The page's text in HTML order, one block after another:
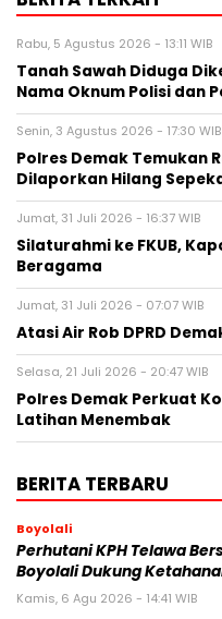
Rabu, 5 Agustus 2026 - 13:11 WIB
Tanah Sawah Diduga
Nama Oknum Polisi dan
Senin, 3 Agustus 2026 - 17:30 WIB
Polres Demak Temukan
Dilaporkan Hilang
Jumat, 31 Juli 2026 - 16:37 WIB
Silaturahmi ke FKUB,
Beragama
Jumat, 31 Juli 2026 - 07:07 WIB
Atasi Air Rob DPRD
Selasa, 21 Juli 2026 - 20:47 WIB
Polres Demak Perkuat
Latihan Menembak
BERITA TERBARU
Boyolali
Perhutani KPH Telawa
Boyolali Dukung
Kamis, 6 Agu 2026 - 14:41 WIB